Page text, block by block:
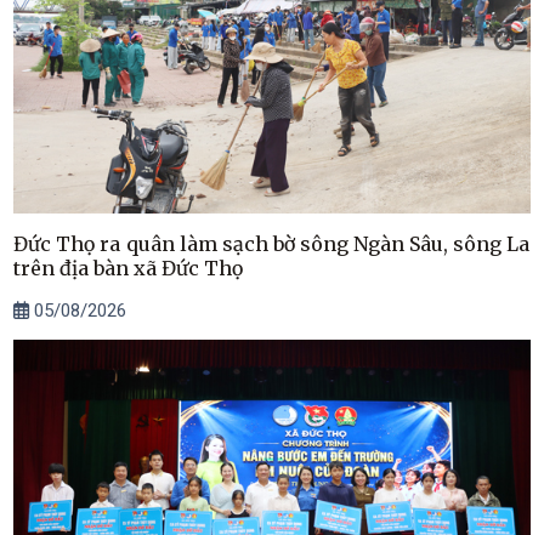
Đức Thọ ra quân làm sạch bờ sông Ngàn Sâu, sông La
trên địa bàn xã Đức Thọ
05/08/2026